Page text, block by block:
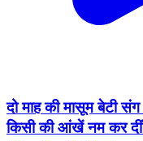
दो माह की मासूम बेटी
किसी की आंखें नम कर